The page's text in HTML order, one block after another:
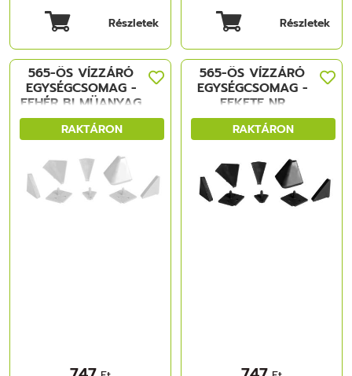
Részletek Részletek
RAKTÁRON
565-ÖS VÍZZÁRÓ
EGYSÉGCSOMAG -
FEHÉR BI MÜANYAG
RAKTÁRON
565-ÖS VÍZZÁRÓ
EGYSÉGCSOMAG -
FEKETE NR
MÜANYAG